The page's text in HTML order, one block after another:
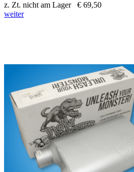
z. Zt. nicht am Lager
€ 69,50
weiter